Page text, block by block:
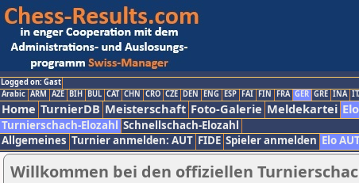
Logged on: Gast
Arabic ARM AZE BIH BUL CAT CHN CRO CZE DEN ENG ESP FAI FIN FRA GER GRE INA
Home TurnierDB Meisterschaft Foto-Galerie Meldekartei
Turnierschach-Elozahl Schnellschach-Elozahl
Allgemeines Turnier anmelden: AUT FIDE Spieler anmelden Elo
Willkommen bei den offiziellen